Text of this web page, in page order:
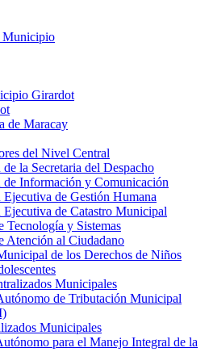
Municipio
Girardot
de Maracay
del Nivel Central
la Secretaria del Despacho
Información y Comunicación
de Gestión Humana
de Catastro Municipal
Tecnología y Sistemas
Atención al Ciudadano
de los Derechos de Niños
Municipales
de Tributación Municipal
Municipales
para el Manejo Integral de la